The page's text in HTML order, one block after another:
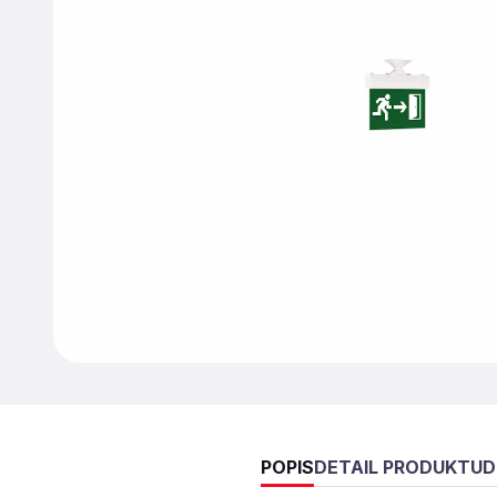
POPISDETAIL PRODUKTU